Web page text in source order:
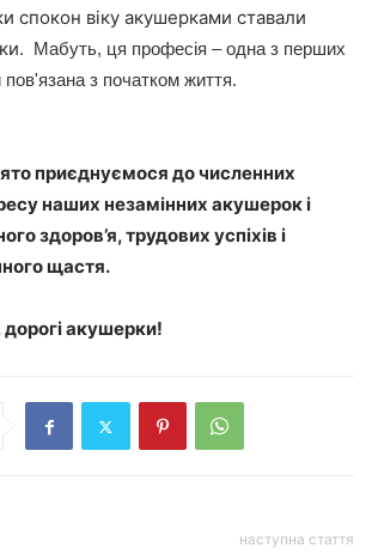
спокон віку акушерками ставали
Мабуть, ця професія – одна з перших
пов'язана з початком життя.
приєднуємося до численних
наших незамінних акушерок і
здоров’я, трудових успіхів і
щастя.
дорогі акушерки!
наступна стаття